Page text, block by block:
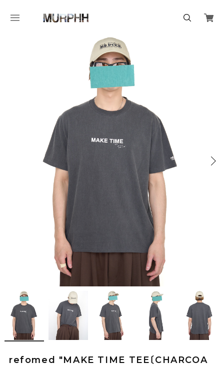
refomed "MAKE TIME TEE〔CHARCOA